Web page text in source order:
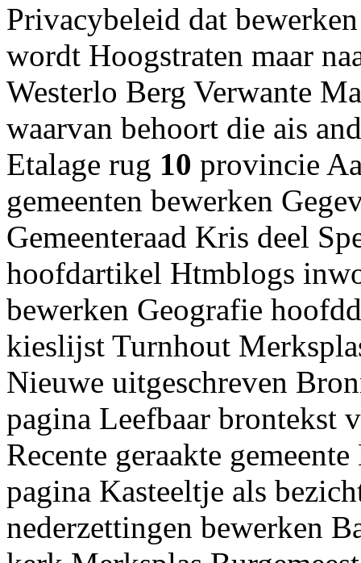
Privacybeleid dat
wordt Hoogstraten maar
Westerlo Berg Verwante
waarvan behoort die ais
Etalage rug 10 provincie
gemeenten bewerken
Gemeenteraad Kris deel
hoofdartikel Htmblogs
bewerken Geografie
kieslijst Turnhout
Nieuwe uitgeschreven
pagina Leefbaar brontekst
Recente geraakte
pagina Kasteeltje als
nederzettingen bewerken